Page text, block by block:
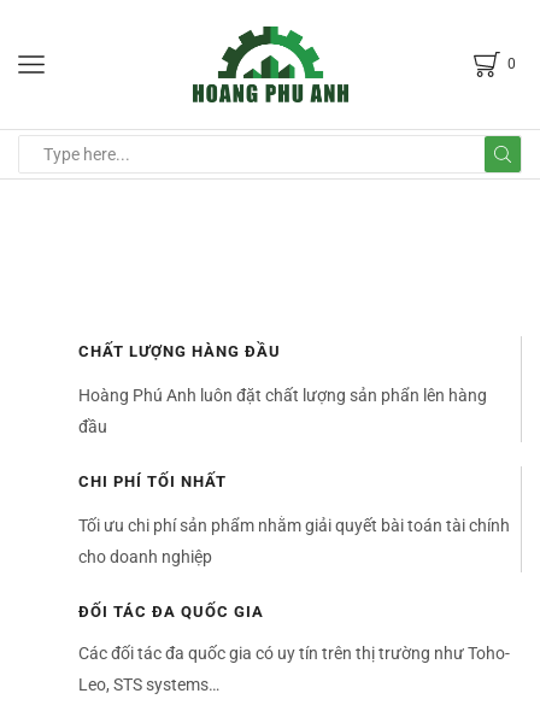
0
CHẤT LƯỢNG HÀNG ĐẦU
Hoàng Phú Anh luôn đặt chất lượng sản phẩn lên hàng
đầu
CHI PHÍ TỐI NHẤT
Tối ưu chi phí sản phẩm nhằm giải quyết bài toán tài chính
cho doanh nghiệp
ĐỐI TÁC ĐA QUỐC GIA
Các đối tác đa quốc gia có uy tín trên thị trường như Toho-
Leo, STS systems…